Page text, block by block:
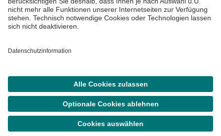
Menü
SucheTermin
Impressum
©Asklepios Kliniken GmbH & Co. KGaA 2026